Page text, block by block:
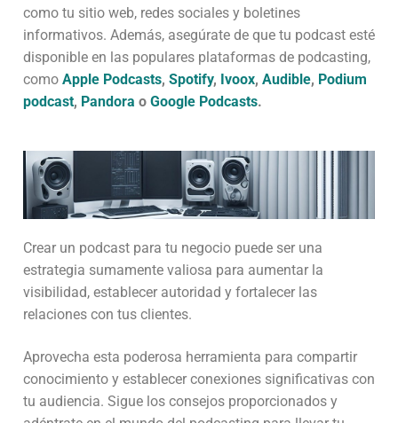
como tu sitio web, redes sociales y boletines
informativos. Además, asegúrate de que tu podcast esté
disponible en las populares plataformas de podcasting,
como Apple Podcasts, Spotify, Ivoox, Audible, Podium
podcast, Pandora o Google Podcasts.
Crear un podcast para tu negocio puede ser una
estrategia sumamente valiosa para aumentar la
visibilidad, establecer autoridad y fortalecer las
relaciones con tus clientes.
Aprovecha esta poderosa herramienta para compartir
conocimiento y establecer conexiones significativas con
tu audiencia. Sigue los consejos proporcionados y